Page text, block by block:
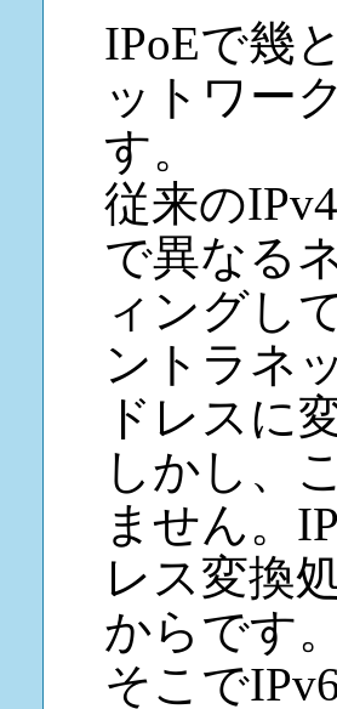
IPoEで幾
ットワー
す。
従来の
で異なる
ィングし
ントラネ
ドレスに
しかし、
ません。
レス変換
からです
そこで